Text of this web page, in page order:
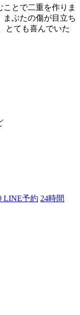
ことで二重を作りま
ぶたの傷が目立ち
とても喜んでいた
LINE予約 24時間